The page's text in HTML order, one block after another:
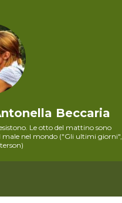
Beccaria
Le otto del mattino sono
male nel mondo ("Gli ultimi giorni",